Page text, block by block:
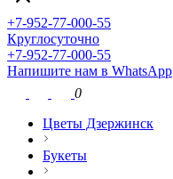
+7-952-77-000-55
Круглосуточно
+7-952-77-000-55
Напишите нам в WhatsApp
0
Цветы Дзержинск
Букеты